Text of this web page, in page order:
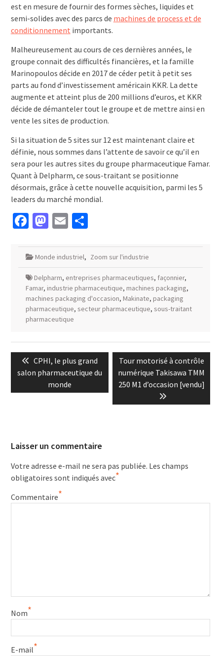
est en mesure de fournir des formes sèches, liquides et
semi-solides avec des parcs de machines de process et de
conditionnement importants.
Malheureusement au cours de ces dernières années, le
groupe connait des difficultés financières, et la famille
Marinopoulos décide en 2017 de céder petit à petit ses
parts au fond d’investissement américain KKR. La dette
augmente et atteint plus de 200 millions d’euros, et KKR
décide de démanteler tout le groupe et de mettre ainsi en
vente les sites de production.
Si la situation de 5 sites sur 12 est maintenant claire et
définie, nous sommes dans l’attente de savoir ce qu’il en
sera pour les autres sites du groupe pharmaceutique Famar.
Quant à Delpharm, ce sous-traitant se positionne
désormais, grâce à cette nouvelle acquisition, parmi les 5
leaders du marché mondial.
Facebook
Mastodon
EmailPartager
Monde industriel, Zoom sur l'industrie
Delpharm, entreprises pharmaceutiques, façonnier,
Famar, industrie pharmaceutique, machines packaging,
machines packaging d'occasion, Makinate, packaging
pharmaceutique, secteur pharmaceutique, sous-traitant
pharmaceutique
l’article
Previous
post:
CPHI, le plus grand
salon pharmaceutique du
monde
Next
post:
Tour motorisé à contrôle
numérique Takisawa TMM
250 M1 d’occasion [vendu]
Laisser un commentaire
Votre adresse e-mail ne sera pas publiée. Les champs
obligatoires sont indiqués avec*
Commentaire*
Nom*
E-mail*